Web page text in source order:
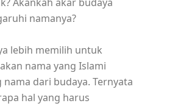
namanya?
lebih memilih untuk
nama yang Islami
dari budaya. Ternyata
hal yang harus